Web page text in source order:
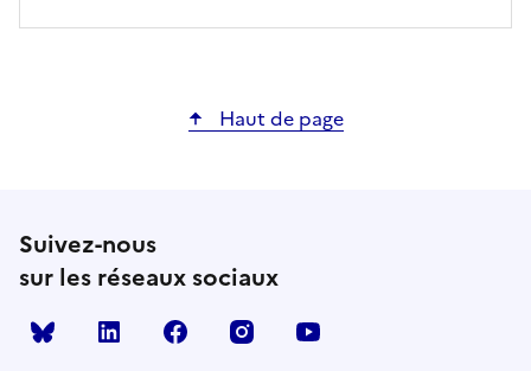
Haut de page
Suivez-nous
sur les réseaux sociaux
Bluesky linkedin facebook instagram